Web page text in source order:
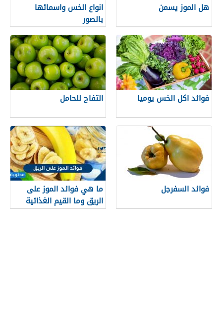
هل الموز يسمن
انواع الخس واسمائها
بالصور
فوائد اكل الخس يوميا التفاح للحامل
فوائد السفرجل
ما هي فوائد الموز على
الريق وما القيم الغذائية
التي يحتويها